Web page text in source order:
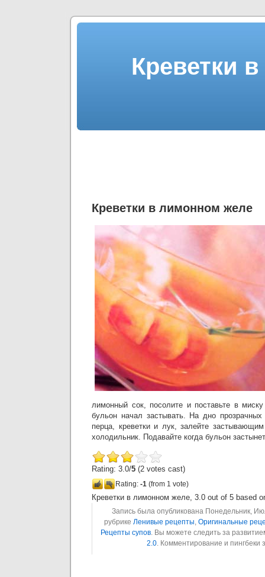
Креветки
Креветки в лимонном желе
лимонный сок, посолите и поставьте в
бульон начал застывать. На дно
перца, креветки и лук, залейте
холодильник. Подавайте когда бульон
Rating: 3.0/5 (2 votes cast)
Rating: -1 (from 1 vote)
Креветки в лимонном желе, 3.0 out of 5 based
Запись была опубликована Понедельник,
рубрике Ленивые рецепты, Оригинальные
Рецепты супов. Вы можете следить за
2.0. Комментирование и пингбеки